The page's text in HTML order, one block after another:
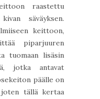
raastettu
säväyksen.
keittoon,
piparjuuren
tuomaan lisäsin
jotka antavat
päälle on
tällä kertaa